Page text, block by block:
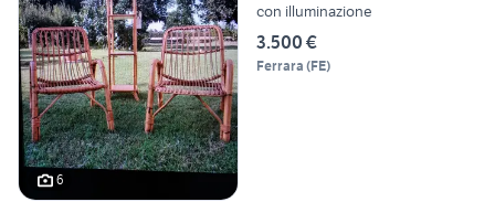
6
con illuminazione
3.500 €
Ferrara (FE)